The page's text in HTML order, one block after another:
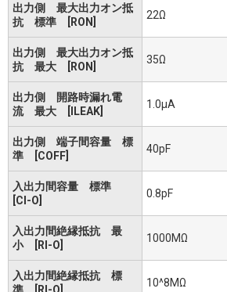
出力側 最大出力オン抵
抗 標準 [RON]
22Ω
出力側 最大出力オン抵
抗 最大 [RON]
35Ω
出力側 開路時漏れ電
流 最大 [ILEAK]
1.0μA
出力側 端子間容量 標
準 [COFF]
40pF
入出力間容量 標準
[CI-O]
0.8pF
入出力間絶縁抵抗 最
小 [RI-O]
1000MΩ
入出力間絶縁抵抗 標
準 [RI-O]
10^8MΩ